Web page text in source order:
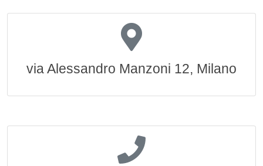
via Alessandro Manzoni 12, Milano